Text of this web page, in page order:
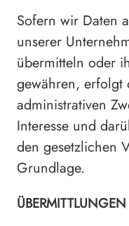
Sofern wir Daten
unserer
übermitteln oder
gewähren, erfolgt
administrativen
Interesse und
den gesetzlichen
Grundlage.